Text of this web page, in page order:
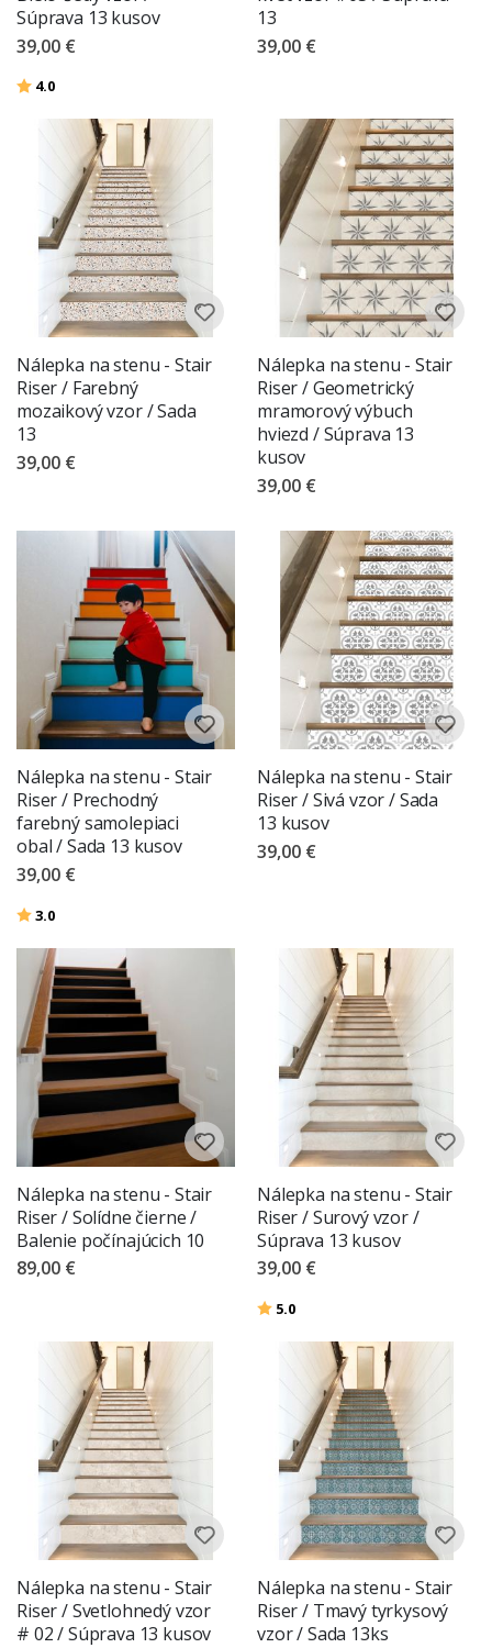
Súprava 13 kusov
39,00 €
Hodnotenie:
4.0
13
39,00 €
Nálepka na stenu - Stair
Riser / Farebný
mozaikový vzor / Sada
13
39,00 €
Nálepka na stenu - Stair
Riser / Geometrický
mramorový výbuch
hviezd / Súprava 13
kusov
39,00 €
Nálepka na stenu - Stair
Riser / Prechodný
farebný samolepiaci
obal / Sada 13 kusov
39,00 €
Hodnotenie:
3.0
Nálepka na stenu - Stair
Riser / Sivá vzor / Sada
13 kusov
39,00 €
Nálepka na stenu - Stair
Riser / Solídne čierne /
Balenie počínajúcich 10
89,00 €
Nálepka na stenu - Stair
Riser / Surový vzor /
Súprava 13 kusov
39,00 €
Hodnotenie:
5.0
Nálepka na stenu - Stair
Riser / Svetlohnedý vzor
# 02 / Súprava 13 kusov
Nálepka na stenu - Stair
Riser / Tmavý tyrkysový
vzor / Sada 13ks